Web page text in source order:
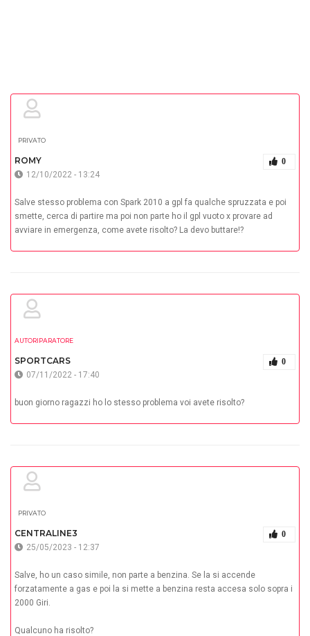
PRIVATO
ROMY 0
12/10/2022 - 13:24
Salve stesso problema con Spark 2010 a gpl fa qualche spruzzata e poi
smette, cerca di partire ma poi non parte ho il gpl vuoto x provare ad
avviare in emergenza, come avete risolto? La devo buttare!?
AUTORIPARATORE
SPORTCARS 0
07/11/2022 - 17:40
buon giorno ragazzi ho lo stesso problema voi avete risolto?
PRIVATO
CENTRALINE3 0
25/05/2023 - 12:37
Salve, ho un caso simile, non parte a benzina. Se la si accende
forzatamente a gas e poi la si mette a benzina resta accesa solo sopra i
2000 Giri.
Qualcuno ha risolto?